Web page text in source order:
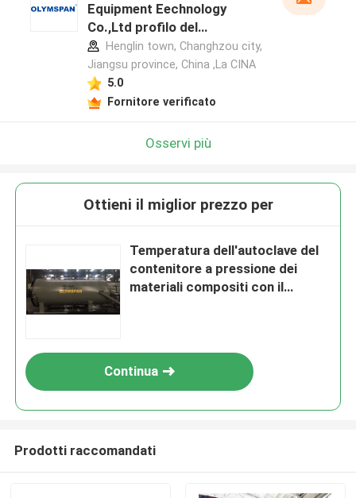
Equipment Eechnology
Co.,Ltd profilo del
produttore
Henglin town, Changhzou city,
Jiangsu province, China ,La CINA
5.0
Fornitore verificato
Osservi più
Ottieni il miglior prezzo per
Temperatura dell'autoclave del
contenitore a pressione dei
materiali compositi con il
Continua
Prodotti raccomandati